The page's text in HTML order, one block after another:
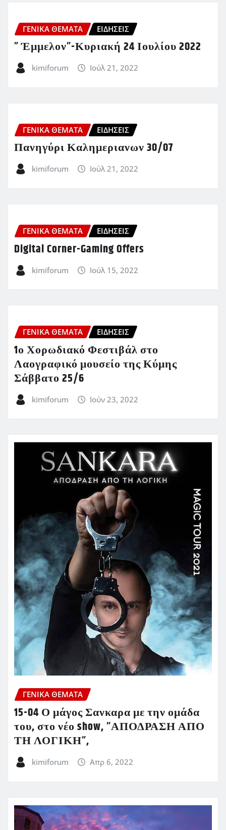
ΓΕΝΙΚΑ ΘΕΜΑΤΑ ΕΙΔΗΣΕΙΣ
” Έμμελον”-Κυριακή 24 Ιουλίου 2022
kimiforum Ιούλ 21, 2022
ΓΕΝΙΚΑ ΘΕΜΑΤΑ ΕΙΔΗΣΕΙΣ
Πανηγύρι Καλημεριανων 30/07
kimiforum Ιούλ 21, 2022
ΓΕΝΙΚΑ ΘΕΜΑΤΑ ΕΙΔΗΣΕΙΣ
Digital Corner-Gaming Offers
kimiforum Ιούλ 15, 2022
ΓΕΝΙΚΑ ΘΕΜΑΤΑ ΕΙΔΗΣΕΙΣ
1ο Χορωδιακό Φεστιβάλ στο
Λαογραφικό μουσείο της Κύμης
Σάββατο 25/6
kimiforum Ιούν 23, 2022
ΓΕΝΙΚΑ ΘΕΜΑΤΑ
15-04 Ο μάγος Σανκαρα με την ομάδα
του, στο νέο show, ”ΑΠΟΔΡΑΣΗ ΑΠΟ
ΤΗ ΛΟΓΙΚΗ”,
kimiforum Απρ 6, 2022